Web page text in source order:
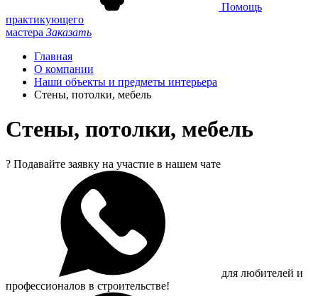
Помощь
практикующего
мастера Заказать
Главная
О компании
Наши объекты и предметы интерьера
Стены, потолки, мебель
Стены, потолки, мебель
? Подавайте заявку на участие в нашем чате
для любителей и
профессионалов в строительстве!